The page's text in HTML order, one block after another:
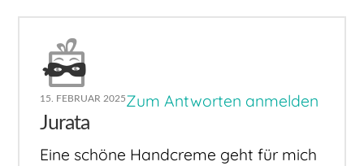
15. FEBRUAR 2025Zum Antworten anmelden
Jurata
Eine schöne Handcreme geht für mich